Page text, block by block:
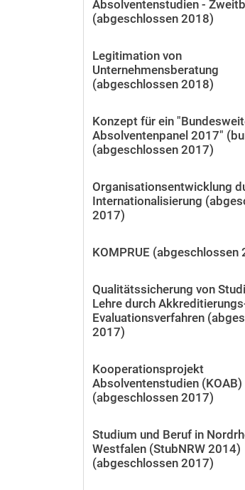
Absolventenstudien -
(abgeschlossen 2018)
Legitimation von
Unternehmensberatung
(abgeschlossen 2018)
Konzept für ein
Absolventenpanel 2017"
(abgeschlossen 2017)
Organisationsentwicklung
Internationalisierung
2017)
KOMPRUE (abgeschlossen
Qualitätssicherung von
Lehre durch
Evaluationsverfahren
2017)
Kooperationsprojekt
Absolventenstudien (KOAB)
(abgeschlossen 2017)
Studium und Beruf in
Westfalen (StubNRW 2014)
(abgeschlossen 2017)